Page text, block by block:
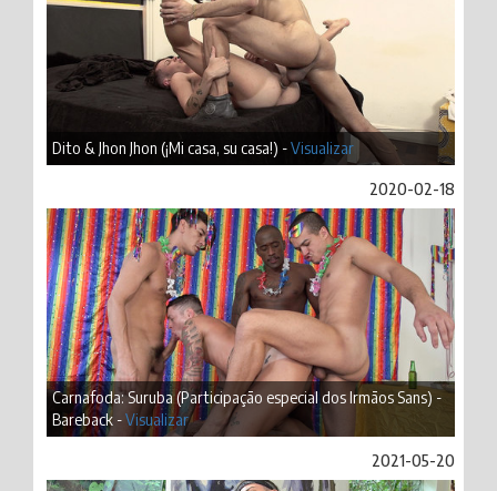
Dito & Jhon Jhon (¡Mi casa, su casa!) -Visualizar
2020-02-18
Carnafoda: Suruba (Participação especial dos Irmãos Sans) -
Bareback -Visualizar
2021-05-20